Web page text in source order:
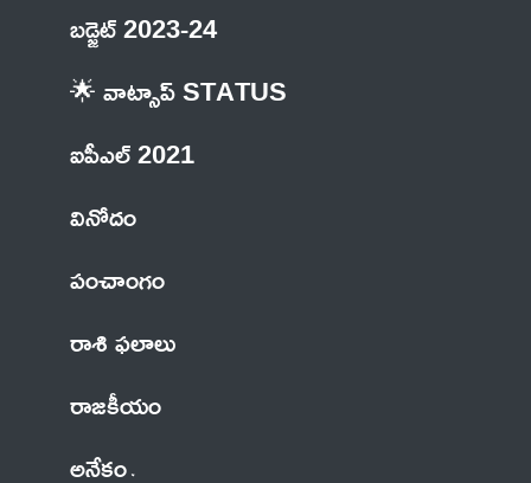
బడ్జెట్ 2023-24
🌟 వాట్సాప్ STATUS
ఐపీఎల్ 2021
వినోదం
పంచాంగం
రాశి ఫలాలు
రాజకీయం
అనేకం